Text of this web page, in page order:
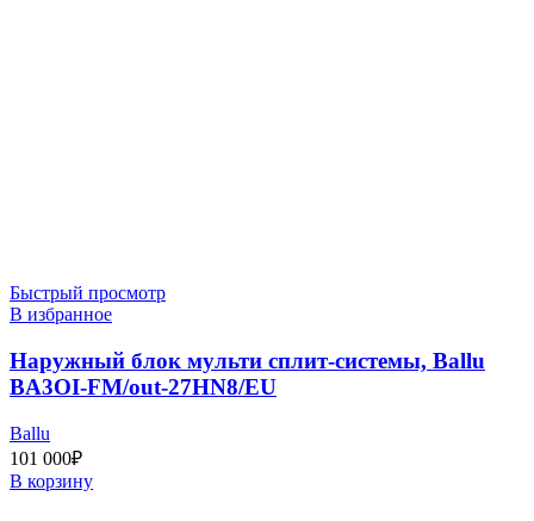
Быстрый просмотр
В избранное
Наружный блок мульти сплит-системы, Ballu
BA3OI-FM/out-27HN8/EU
Ballu
101 000₽
В корзину